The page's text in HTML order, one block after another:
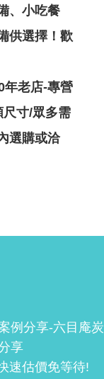
、小吃餐
供選擇！歡
年老店-專營
寸/眾多需
選購或洽
例分享-六目庵
享
速估價免等待!